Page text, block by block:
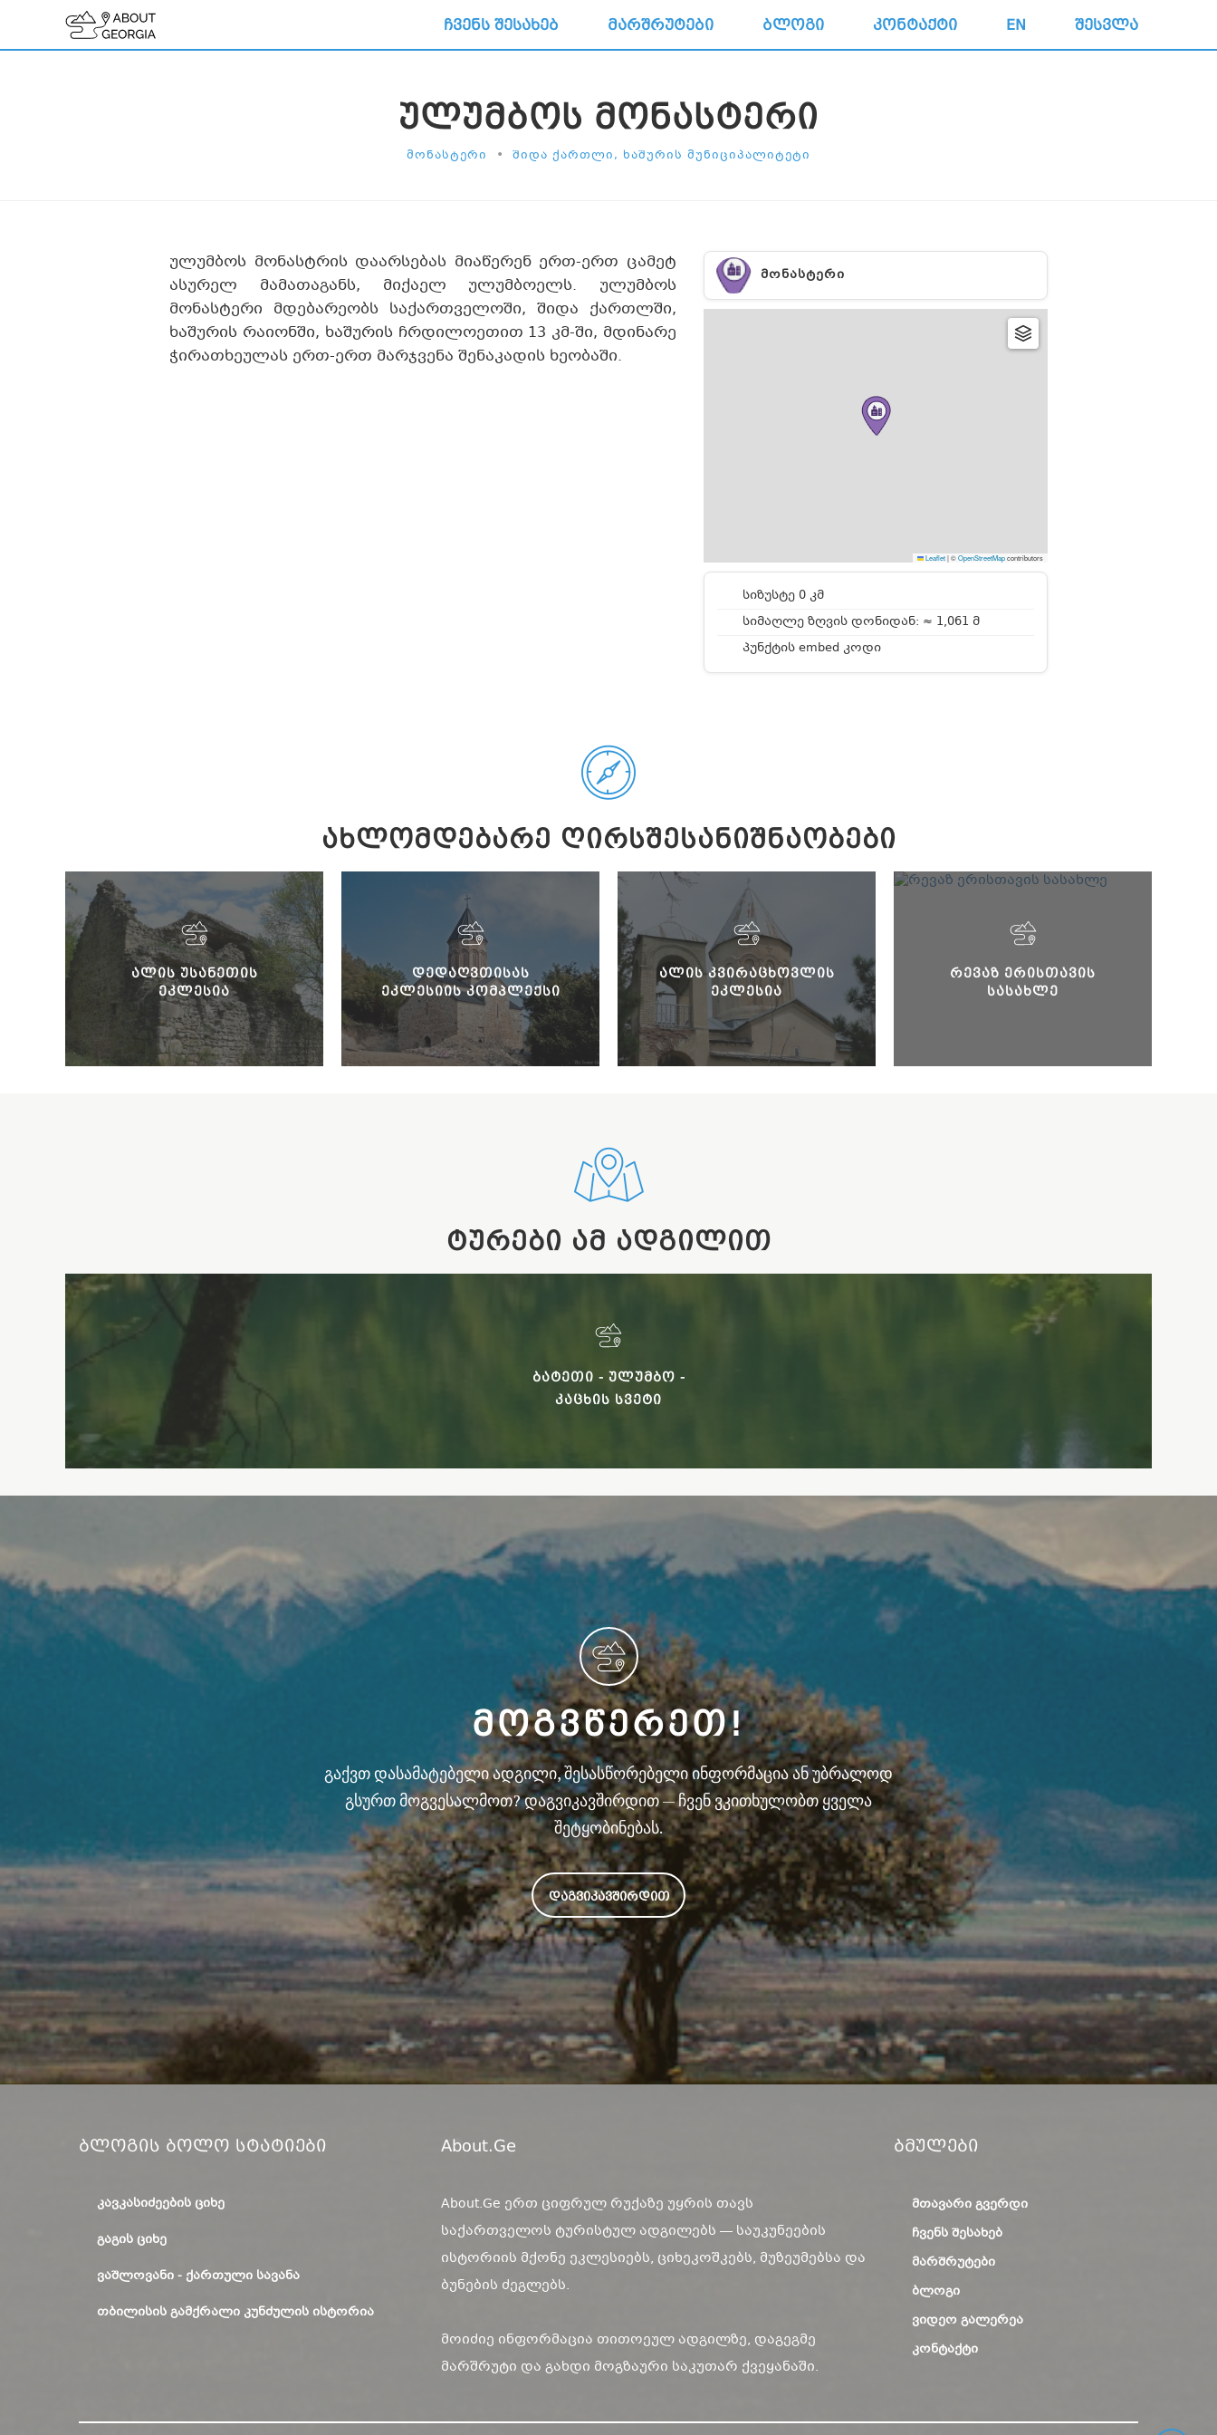
ᲩᲕᲔᲜᲡ ᲨᲔᲡᲐᲮᲔᲑ ᲛᲐᲠᲨᲠᲣᲢᲔᲑᲘ ᲑᲚᲝᲒᲘ ᲙᲝᲜᲢᲐᲥᲢᲘ EN ᲨᲔᲡᲕᲚᲐ
ᲣᲚᲣᲛᲑᲝᲡ ᲛᲝᲜᲐᲡᲢᲔᲠᲘ
ᲛᲝᲜᲐᲡᲢᲔᲠᲘ • ᲨᲘᲓᲐ ᲥᲐᲠᲗᲚᲘ, ᲮᲐᲨᲣᲠᲘᲡ ᲛᲣᲜᲘᲪᲘᲞᲐᲚᲘᲢᲔᲢᲘ
ᲛᲝᲜᲐᲡᲢᲔᲠᲘ
Leaflet|©OpenStreetMapcontributors
სიზუსტე 0 კმ
სიმაღლე ზღვის დონიდან: ≈ 1,061 მ
პუნქტის embed კოდი
ულუმბოს მონასტრის დაარსებას მიაწერენ ერთ-ერთ ცამეტ
ასურელ მამათაგანს, მიქაელ ულუმბოელს. ულუმბოს
მონასტერი მდებარეობს საქართველოში, შიდა ქართლში,
ხაშურის რაიონში, ხაშურის ჩრდილოეთით 13 კმ-ში, მდინარე
ჭირათხეულას ერთ-ერთ მარჯვენა შენაკადის ხეობაში.
ᲐᲮᲚᲝᲛᲓᲔᲑᲐᲠᲔ ᲦᲘᲠᲡᲨᲔᲡᲐᲜᲘᲨᲜᲐᲝᲑᲔᲑᲘ
ᲐᲚᲘᲡ ᲣᲡᲐᲜᲔᲗᲘᲡ
ᲔᲙᲚᲔᲡᲘᲐ
ᲓᲔᲓᲐᲦᲕᲗᲘᲡᲐᲡ
ᲔᲙᲚᲔᲡᲘᲘᲡ ᲙᲝᲛᲞᲚᲔᲥᲡᲘ
ᲐᲚᲘᲡ ᲙᲕᲘᲠᲐᲪᲮᲝᲕᲚᲘᲡ
ᲔᲙᲚᲔᲡᲘᲐ
ᲠᲔᲕᲐᲖ ᲔᲠᲘᲡᲗᲐᲕᲘᲡ
ᲡᲐᲡᲐᲮᲚᲔ
ᲢᲣᲠᲔᲑᲘ ᲐᲛ ᲐᲓᲒᲘᲚᲘᲗ
ᲑᲐᲢᲔᲗᲘ - ᲣᲚᲣᲛᲑᲝ -
ᲙᲐᲪᲮᲘᲡ ᲡᲕᲔᲢᲘ
ᲛᲝᲒᲕᲬᲔᲠᲔᲗ!
გაქვთ დასამატებელი ადგილი, შესასწორებელი ინფორმაცია ან უბრალოდ
გსურთ მოგვესალმოთ? დაგვიკავშირდით — ჩვენ ვკითხულობთ ყველა
შეტყობინებას.
ᲓᲐᲒᲕᲘᲙᲐᲕᲨᲘᲠᲓᲘᲗ
Ბლოგის Ბოლო Სტატიები
ᲙᲐᲕᲙᲐᲡᲘᲫᲔᲔᲑᲘᲡ ᲪᲘᲮᲔ
ᲒᲐᲒᲘᲡ ᲪᲘᲮᲔ
ᲕᲐᲨᲚᲝᲕᲐᲜᲘ - ᲥᲐᲠᲗᲣᲚᲘ ᲡᲐᲕᲐᲜᲐ
ᲗᲑᲘᲚᲘᲡᲘᲡ ᲒᲐᲛᲥᲠᲐᲚᲘ ᲙᲣᲜᲫᲣᲚᲘᲡ ᲘᲡᲢᲝᲠᲘᲐ
About.ge
About.Ge ერთ ციფრულ რუქაზე უყრის თავს
საქართველოს ტურისტულ ადგილებს — საუკუნეების
ისტორიის მქონე ეკლესიებს, ციხეკოშკებს, მუზეუმებსა და
ბუნების ძეგლებს.
მოიძიე ინფორმაცია თითოეულ ადგილზე, დაგეგმე
მარშრუტი და გახდი მოგზაური საკუთარ ქვეყანაში.
Ბმულები
ᲛᲗᲐᲕᲐᲠᲘ ᲒᲕᲔᲠᲓᲘ
ᲩᲕᲔᲜᲡ ᲨᲔᲡᲐᲮᲔᲑ
ᲛᲐᲠᲨᲠᲣᲢᲔᲑᲘ
ᲑᲚᲝᲒᲘ
ᲕᲘᲓᲔᲝ ᲒᲐᲚᲔᲠᲔᲐ
ᲙᲝᲜᲢᲐᲥᲢᲘ